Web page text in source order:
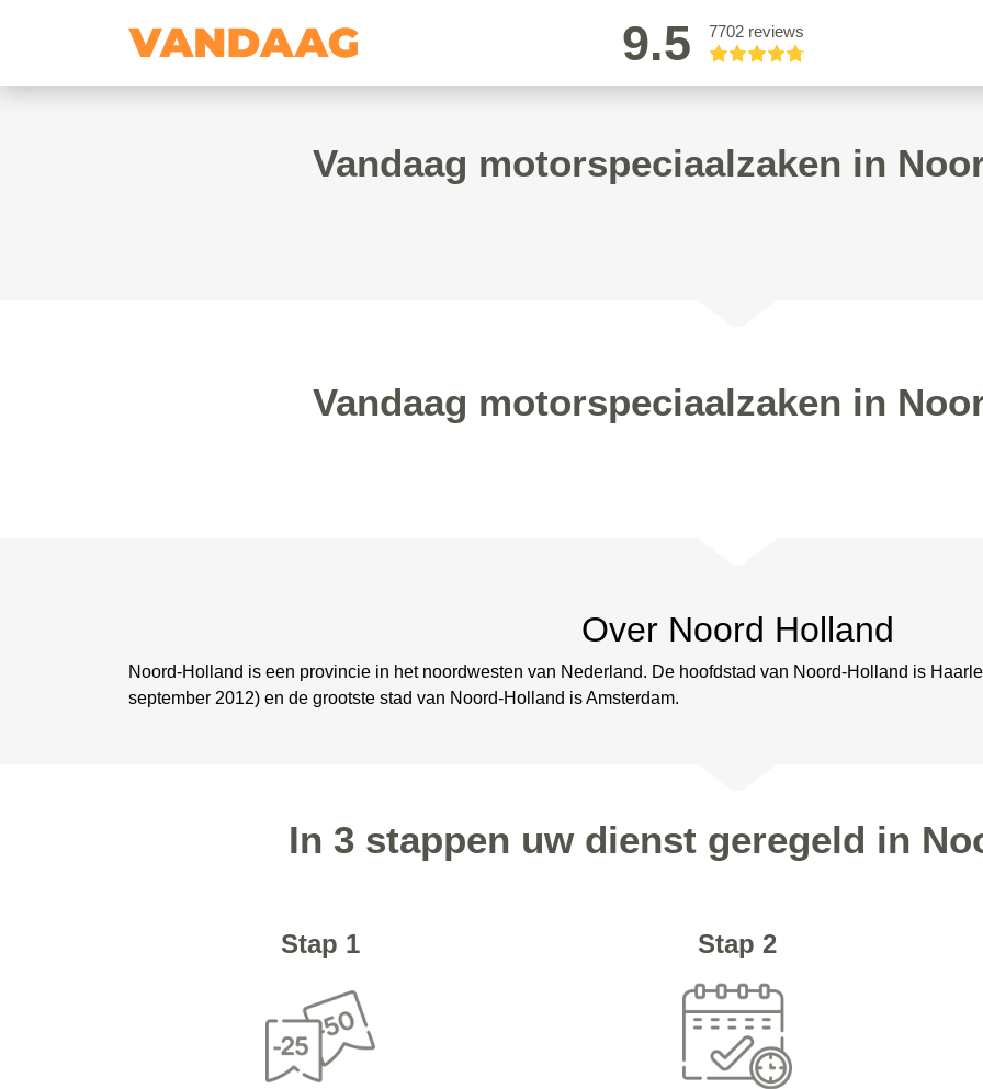
9.5 7702 reviews
Vandaag motorspeciaalzaken in
Vandaag motorspeciaalzaken in
Over Noord Holland
Noord-Holland is een provincie in het noordwesten van Nederland. De hoofdstad van Noord-Holland is
september 2012) en de grootste stad van Noord-Holland is Amsterdam.
In 3 stappen uw dienst geregeld in
Stap 1 Stap 2